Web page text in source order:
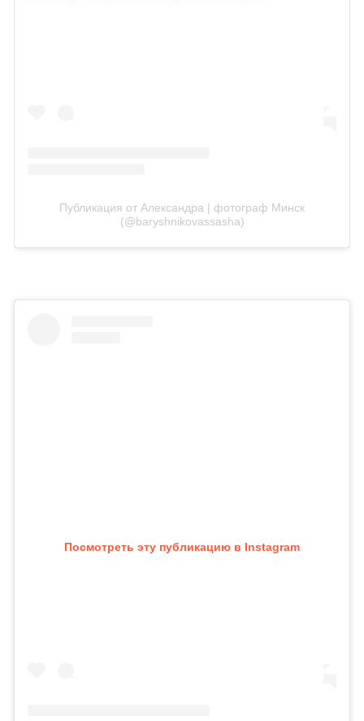
Публикация от Александра | фотограф Минск
(@baryshnikovassasha)
Посмотреть эту публикацию в Instagram